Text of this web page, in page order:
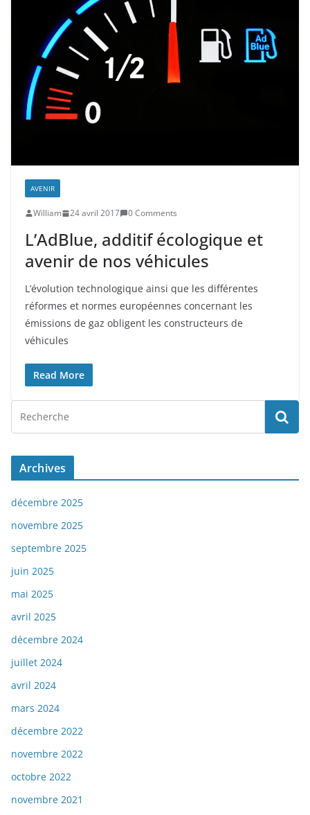
AVENIR
William 24 avril 2017 0 Comments
L’AdBlue, additif écologique et
avenir de nos véhicules
L’évolution technologique ainsi que les différentes
réformes et normes européennes concernant les
émissions de gaz obligent les constructeurs de
véhicules
Read More
Archives
décembre 2025
novembre 2025
septembre 2025
juin 2025
mai 2025
avril 2025
décembre 2024
juillet 2024
avril 2024
mars 2024
décembre 2022
novembre 2022
octobre 2022
novembre 2021